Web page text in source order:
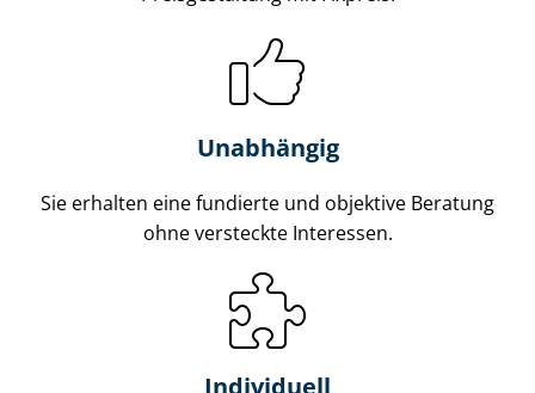
Unabhängig
Sie erhalten eine fundierte und objektive Beratung
ohne versteckte Interessen.
Individuell